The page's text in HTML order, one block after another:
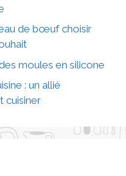
de bœuf choisir
moules en silicone
: un allié
cuisiner